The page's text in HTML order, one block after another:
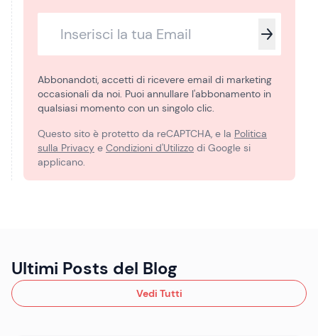
Abbonandoti, accetti di ricevere email di marketing
occasionali da noi. Puoi annullare l'abbonamento in
qualsiasi momento con un singolo clic.
Questo sito è protetto da reCAPTCHA, e la Politica
sulla Privacy e Condizioni d'Utilizzo di Google si
applicano.
Ultimi Posts del Blog
Vedi Tutti